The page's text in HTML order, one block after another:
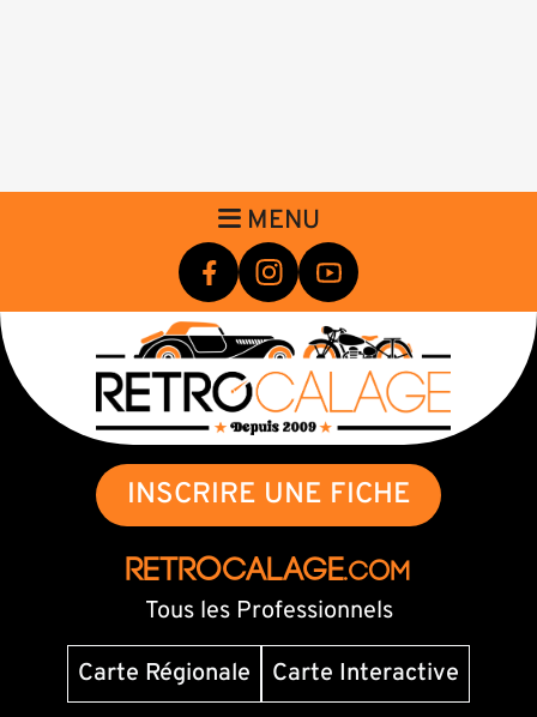
MENU
INSCRIRE UNE FICHE
RETROCALAGE.com
Tous les Professionnels
Carte Régionale
Carte Interactive